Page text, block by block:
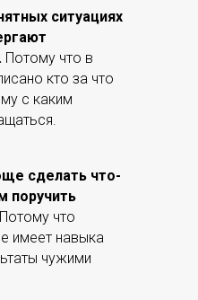
ситуациях
Потому что в
кто за что
с каким
сделать что-
поручить
Потому что
имеет навыка
чужими